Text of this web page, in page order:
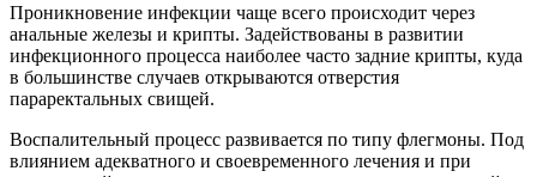
Проникновение инфекции чаще всего происходит через
анальные железы и крипты. Задействованы в развитии
инфекционного процесса наиболее часто задние крипты, куда
в большинстве случаев открываются отверстия
параректальных свищей.
Воспалительный процесс развивается по типу флегмоны. Под
влиянием адекватного и своевременного лечения и при